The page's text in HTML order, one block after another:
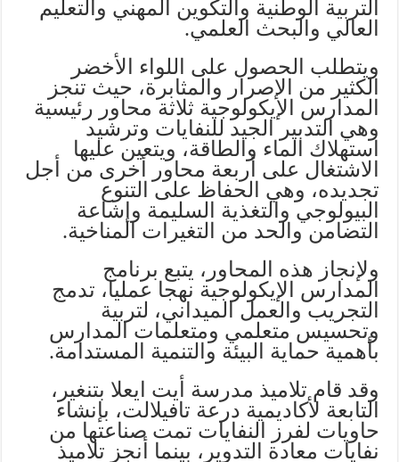
التربية الوطنية والتكوين المهني والتعليم
العالي والبحث العلمي.
ويتطلب الحصول على اللواء الأخضر
الكثير من الإصرار والمثابرة، حيث تنجز
المدارس الإيكولوجية ثلاثة محاور رئيسية
وهي التدبير الجيد للنفايات وترشيد
استهلاك الماء والطاقة، ويتعين عليها
الاشتغال على أربعة محاور أخرى من أجل
تجديده، وهي الحفاظ على التنوع
البيولوجي والتغذية السليمة وإشاعة
التضامن والحد من التغيرات المناخية.
ولإنجاز هذه المحاور، يتبع برنامج
المدارس الإيكولوجية نهجا عمليا، تدمج
التجريب والعمل الميداني، لتربية
وتحسيس متعلمي ومتعلمات المدارس
بأهمية حماية البيئة والتنمية المستدامة.
وقد قام تلاميذ مدرسة أيت ايعلا بتنغير،
التابعة لأكاديمية درعة تافيلالت، بإنشاء
حاويات لفرز النفايات تمت صناعتها من
نفايات معادة التدوير، بينما أنجز تلاميذ